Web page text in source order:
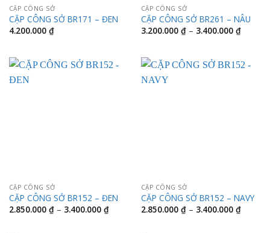
CẶP CÔNG SỞ
CẶP CÔNG SỞ BR171 – ĐEN
4.200.000 ₫
CẶP CÔNG SỞ
CẶP CÔNG SỞ BR261 – NÂU
3.200.000 ₫ – 3.400.000 ₫Khoảng
giá:
đến
CẶP CÔNG SỞ
CẶP CÔNG SỞ BR152 – ĐEN
2.850.000 ₫ – 3.400.000 ₫Khoảng
giá:
CẶP CÔNG SỞ
CẶP CÔNG SỞ BR152 – NAVY
2.850.000 ₫ – 3.400.000 ₫Khoảng
giá: